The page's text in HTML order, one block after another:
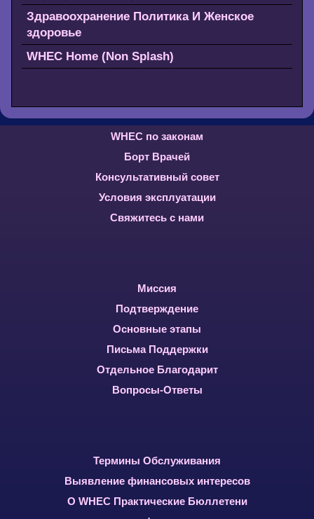
Здравоохранение Политика И Женское
здоровье
WHEC Home (Non Splash)
WHEC по законам
Борт Врачей
Консультативный совет
Условия эксплуатации
Свяжитесь с нами
Миссия
Подтверждение
Основные этапы
Письма Поддержки
Отдельное Благодарит
Вопросы-Ответы
Термины Обслуживания
Выявление финансовых интересов
О WHEC Практические Бюллетени